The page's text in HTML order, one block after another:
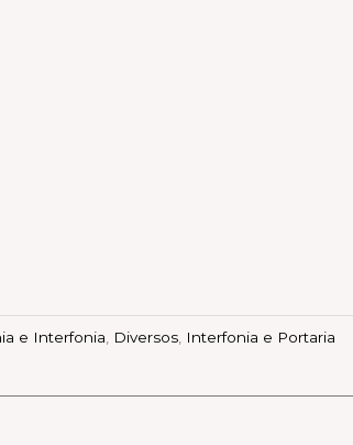
e Interfonia Diversos Interfonia e Portaria